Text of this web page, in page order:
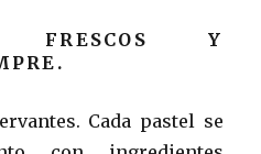
FRESCOS Y
Cada pastel se